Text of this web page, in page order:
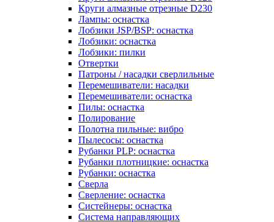
Круги алмазные отрезные D230
Лампы: оснастка
Лобзики JSP/BSP: оснастка
Лобзики: оснастка
Лобзики: пилки
Отвертки
Патроны / насадки сверлильные
Перемешиватели: насадки
Перемешиватели: оснастка
Пилы: оснастка
Полирование
Полотна пильные: вибро
Пылесосы: оснастка
Рубанки PLP: оснастка
Рубанки плотницкие: оснастка
Рубанки: оснастка
Сверла
Сверление: оснастка
Систейнеры: оснастка
Система направляющих